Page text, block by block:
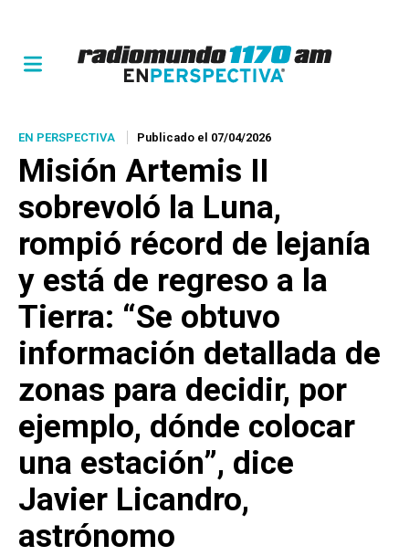
EN PERSPECTIVA Publicado el 07/04/2026
Misión Artemis II
sobrevoló la Luna,
rompió récord de lejanía
y está de regreso a la
Tierra: “Se obtuvo
información detallada de
zonas para decidir, por
ejemplo, dónde colocar
una estación”, dice
Javier Licandro,
astrónomo